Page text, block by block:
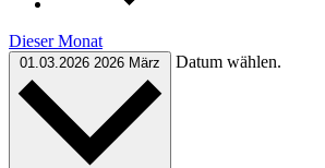
Dieser Monat
01.03.2026 2026 März Datum wählen.